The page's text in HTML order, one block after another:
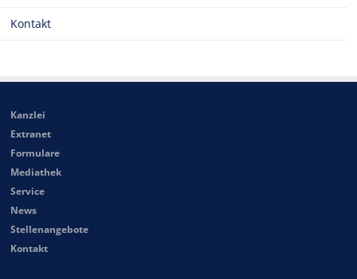
Kontakt
Kanzlei
Extranet
Formulare
Mediathek
Service
News
Stellenangebote
Kontakt